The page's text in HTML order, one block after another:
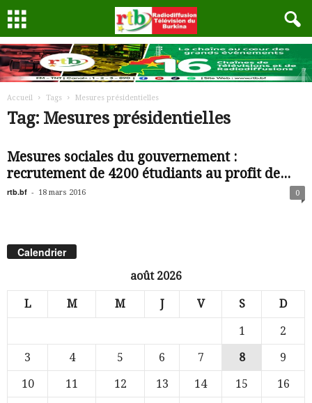
Accueil Tags Mesures présidentielles
Tag: Mesures présidentielles
Mesures sociales du gouvernement :
recrutement de 4200 étudiants au profit de...
rtb.bf - 18 mars 2016 0
Calendrier
août 2026
L M M J V S D
1
2
3
4 5 6 7 8
9
10
11 12 13 14 15
16